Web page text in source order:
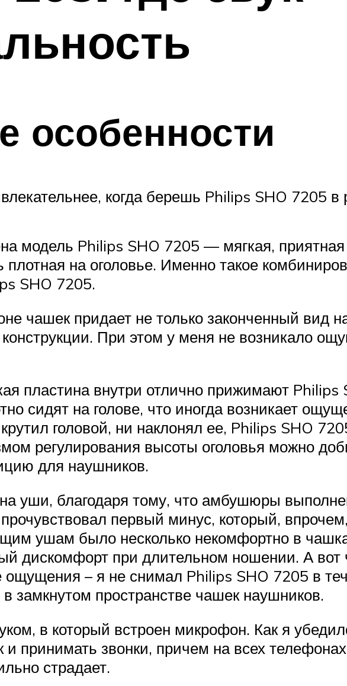
особенности
когда берешь Philips SHO 7205 в
модель Philips SHO 7205 — мягкая,
на оголовье. Именно такое
SHO 7205.
чашек придает не только законченный вид
При этом у меня не возникало
пластина внутри отлично прижимают Philips
сидят на голове, что иногда возникает
головой, ни наклонял ее, Philips SHO
регулирования высоты оголовья можно
для наушников.
уши, благодаря тому, что амбушюры
первый минус, который,
ушам было несколько некомфортно в
при длительном ношении. А вот
– я не снимал Philips SHO 7205 в
замкнутом пространстве чашек наушников.
в который встроен микрофон. Как я
и принимать звонки, причем на всех
страдает.